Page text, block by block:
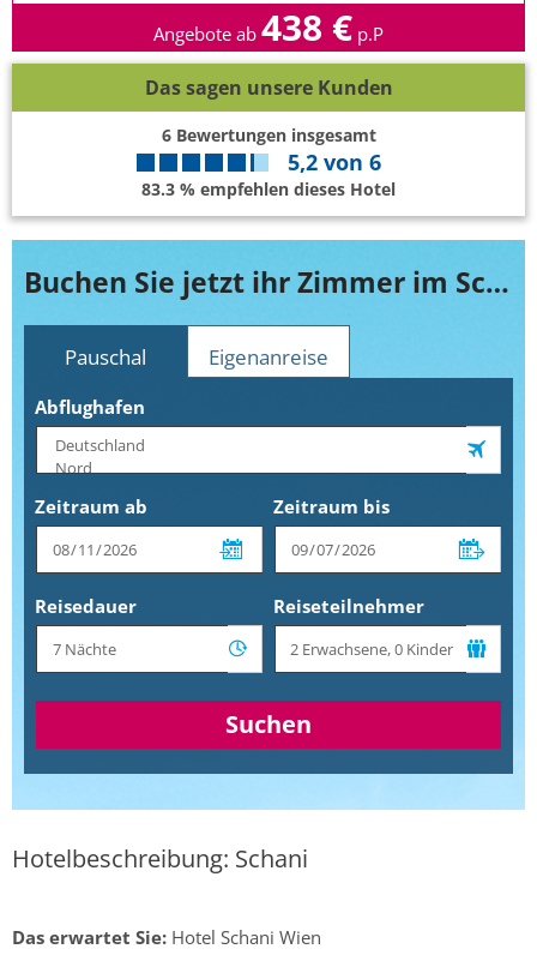
Angebote ab 438 € p.P
Das sagen unsere Kunden
6Bewertungen insgesamt
5,2 von 6
83.3 % empfehlen dieses Hotel
Buchen Sie jetzt ihr Zimmer im Schani
Pauschal Eigenanreise
Abflughafen
Zeitraum ab Zeitraum bis
Reisedauer Reiseteilnehmer
Suchen
Hotelbeschreibung: Schani
Das erwartet Sie: Hotel Schani Wien